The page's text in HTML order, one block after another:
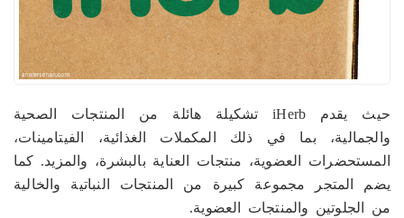
حيث يقدم iHerb تشكيلة هائلة من المنتجات الصحية
والجمالية، بما في ذلك المكملات الغذائية، الفيتامينات،
المستحضرات العضوية، منتجات العناية بالبشرة، والمزيد. كما
يضم المتجر مجموعة كبيرة من المنتجات النباتية والخالية
من الجلوتين والمنتجات العضوية.